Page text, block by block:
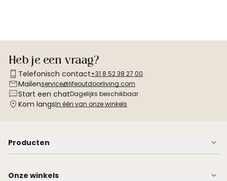
Heb je een vraag?
Telefonisch contact+31 8 52 38 27 00
Mailenservice@lifeoutdoorliving.com
Start een chatDagelijks beschikbaar
Kom langsIn één van onze winkels
Producten
Onze winkels